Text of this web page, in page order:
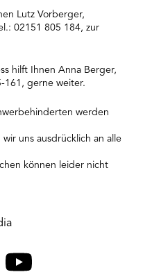
Lutz Vorberger,
02151 805 184, zur
hilft Ihnen Anna Berger,
161, gerne weiter.
werden
uns ausdrücklich an alle
können leider nicht